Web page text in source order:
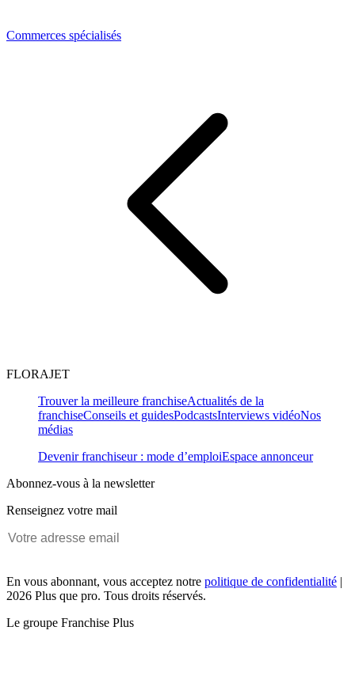
Commerces spécialisés
FLORAJET
Trouver la meilleure franchiseActualités de la
franchiseConseils et guidesPodcastsInterviews vidéoNos
médias
Devenir franchiseur : mode d’emploiEspace annonceur
Abonnez-vous à la newsletter
Renseignez votre mail
En vous abonnant, vous acceptez notre politique de confidentialité |
2026 Plus que pro. Tous droits réservés.
Le groupe Franchise Plus